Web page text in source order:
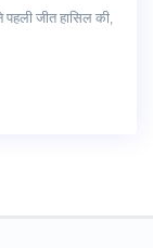
जीत हासिल की,